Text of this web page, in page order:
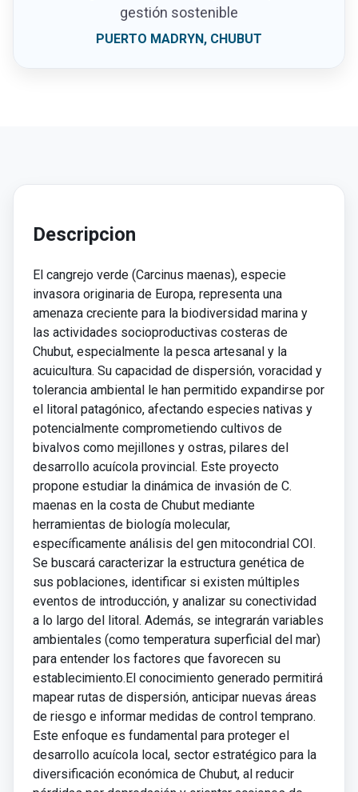
gestión sostenible
PUERTO MADRYN, CHUBUT
Descripcion
El cangrejo verde (Carcinus maenas), especie
invasora originaria de Europa, representa una
amenaza creciente para la biodiversidad marina y
las actividades socioproductivas costeras de
Chubut, especialmente la pesca artesanal y la
acuicultura. Su capacidad de dispersión, voracidad y
tolerancia ambiental le han permitido expandirse por
el litoral patagónico, afectando especies nativas y
potencialmente comprometiendo cultivos de
bivalvos como mejillones y ostras, pilares del
desarrollo acuícola provincial. Este proyecto
propone estudiar la dinámica de invasión de C.
maenas en la costa de Chubut mediante
herramientas de biología molecular,
específicamente análisis del gen mitocondrial COI.
Se buscará caracterizar la estructura genética de
sus poblaciones, identificar si existen múltiples
eventos de introducción, y analizar su conectividad
a lo largo del litoral. Además, se integrarán variables
ambientales (como temperatura superficial del mar)
para entender los factores que favorecen su
establecimiento.El conocimiento generado permitirá
mapear rutas de dispersión, anticipar nuevas áreas
de riesgo e informar medidas de control temprano.
Este enfoque es fundamental para proteger el
desarrollo acuícola local, sector estratégico para la
diversificación económica de Chubut, al reducir